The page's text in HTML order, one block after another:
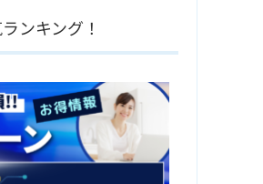
ンキング！